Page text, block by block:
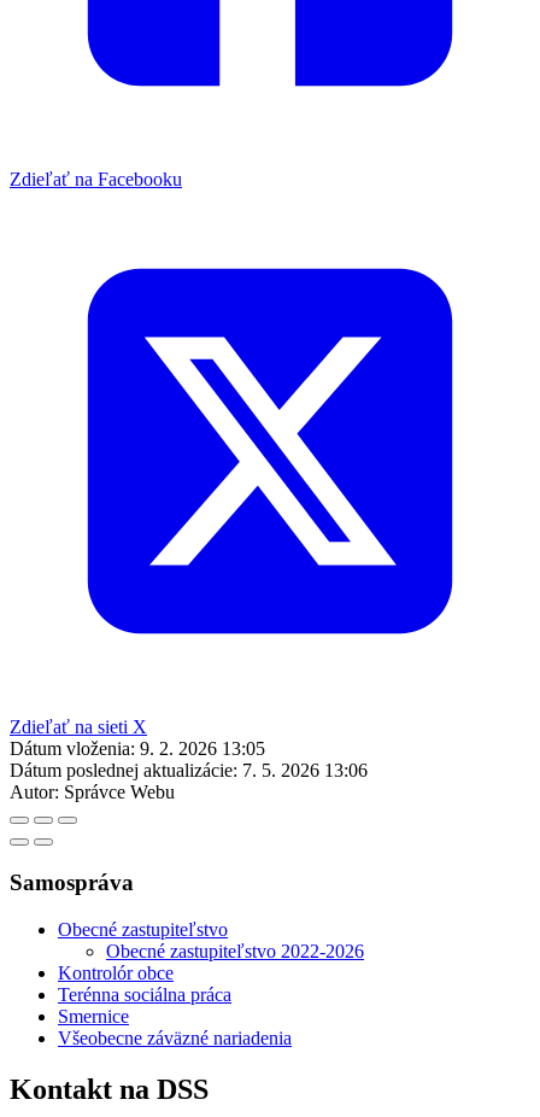
Zdieľať na Facebooku
Zdieľať na sieti X
Dátum vloženia: 9. 2. 2026 13:05
Dátum poslednej aktualizácie: 7. 5. 2026 13:06
Autor: Správce Webu
Samospráva
Obecné zastupiteľstvo
Obecné zastupiteľstvo 2022-2026
Kontrolór obce
Terénna sociálna práca
Smernice
Všeobecne záväzné nariadenia
Kontakt na DSS